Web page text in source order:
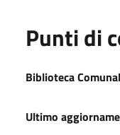
Punti di
Biblioteca
Ultimo